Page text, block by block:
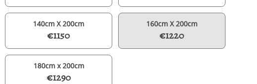
140cm X 200cm
€1150
160cm X 200cm
€1220
180cm x 200cm
€1290